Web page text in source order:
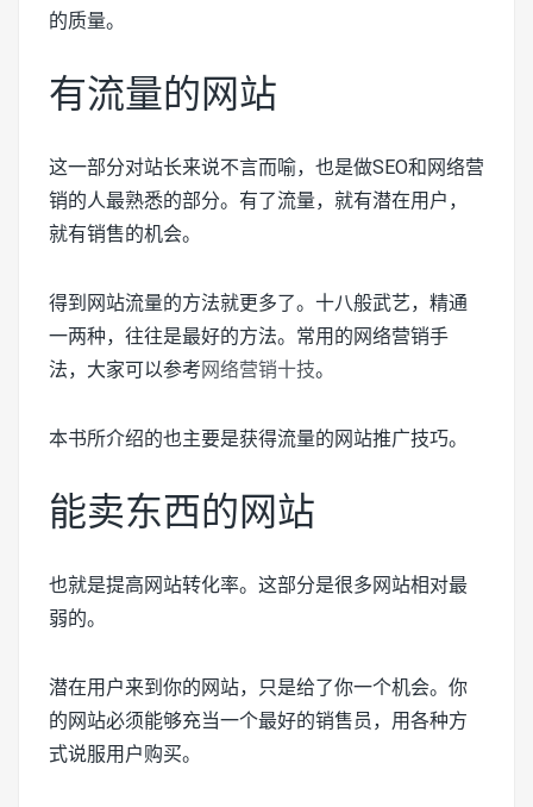
的质量。
有流量的网站
这一部分对站长来说不言而喻，也是做SEO和网络营
销的人最熟悉的部分。有了流量，就有潜在用户，
就有销售的机会。
得到网站流量的方法就更多了。十八般武艺，精通
一两种，往往是最好的方法。常用的网络营销手
法，大家可以参考网络营销十技。
本书所介绍的也主要是获得流量的网站推广技巧。
能卖东西的网站
也就是提高网站转化率。这部分是很多网站相对最
弱的。
潜在用户来到你的网站，只是给了你一个机会。你
的网站必须能够充当一个最好的销售员，用各种方
式说服用户购买。